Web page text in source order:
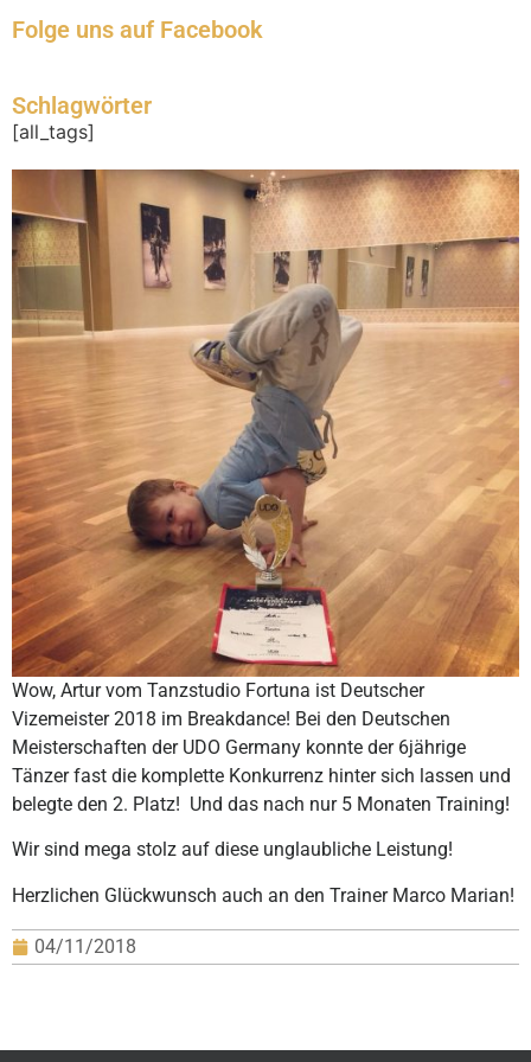
Wow, Artur vom Tanzstudio Fortuna ist Deutscher
Vizemeister 2018 im Breakdance! Bei den Deutschen
Meisterschaften der UDO Germany konnte der 6jährige
Tänzer fast die komplette Konkurrenz hinter sich lassen und
belegte den 2. Platz! Und das nach nur 5 Monaten Training!
Wir sind mega stolz auf diese unglaubliche Leistung!
Herzlichen Glückwunsch auch an den Trainer Marco Marian!
04/11/2018
Folge uns auf Facebook
Schlagwörter
[all_tags]